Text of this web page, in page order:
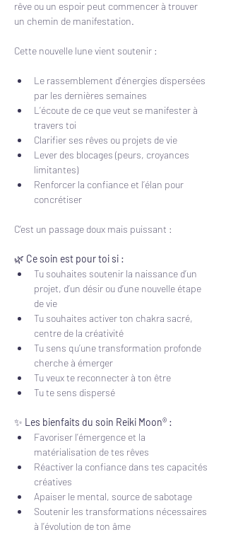
rêve ou un espoir peut commencer à trouver
un chemin de manifestation.
Cette nouvelle lune vient soutenir :
Le rassemblement d'énergies dispersées
par les dernières semaines
L’écoute de ce que veut se manifester à
travers toi
Clarifier ses rêves ou projets de vie
Lever des blocages (peurs, croyances
limitantes)
Renforcer la confiance et l’élan pour
concrétiser
C’est un passage doux mais puissant :
🌿 Ce soin est pour toi si :
Tu souhaites soutenir la naissance d’un
projet, d’un désir ou d’une nouvelle étape
de vie
Tu souhaites activer ton chakra sacré,
centre de la créativité
Tu sens qu’une transformation profonde
cherche à émerger
Tu veux te reconnecter à ton être
Tu te sens dispersé
✨ Les bienfaits du soin Reiki Moon® :
Favoriser l’émergence et la
matérialisation de tes rêves
Réactiver la confiance dans tes capacités
créatives
Apaiser le mental, source de sabotage
Soutenir les transformations nécessaires
à l’évolution de ton âme